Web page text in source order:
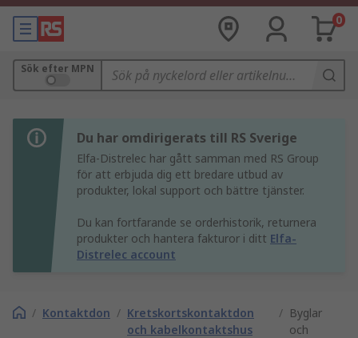
0
Sök efter MPN
Du har omdirigerats till RS Sverige
Elfa-Distrelec har gått samman med RS Group
för att erbjuda dig ett bredare utbud av
produkter, lokal support och bättre tjänster.
Du kan fortfarande se orderhistorik, returnera
produkter och hantera fakturor i ditt Elfa-
Distrelec account
/ Kontaktdon / Kretskortskontaktdon
och kabelkontaktshus
/ Byglar
och